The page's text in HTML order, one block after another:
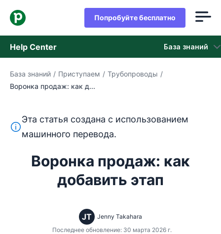
Попробуйте бесплатно
Help Center База знаний
База знаний
обращайтесь в службу поддержки
База знаний / Приступаем / Трубопроводы /
Воронка продаж: как д...
Этот текст переведен с английского языка с
Эта статья создана с использованием
машинного перевода.
Воронка продаж: как
добавить этап
JT
Jenny Takahara
Последнее обновление: 30 марта 2026 г.